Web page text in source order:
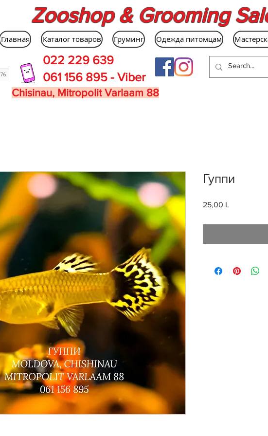
Zooshop & Grooming
Главная Каталог товаров Груминг Одежда питомцам
022 229 639
061 156 895 - Viber
Chisinau, Mitropolit Varlaam 88
Гуппи
25,00 LЦена